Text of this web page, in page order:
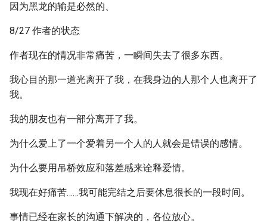
因为黑龙的输是必然的、
8/27 作者的状态
作者现在的情况非常痛苦，一瞬间失去了很多东西。
我心目的那一道光离开了我，在我身边的人那个人也离开了
我。
我的朋友也有一部分离开了我。
为什么爱上了一个爱着另一个人的人就会是错误的感情。
为什么要用吊桥效应和落差感来诠释爱情。
我现在好痛苦……我可能完结之后要休息很长的一段时间。
事情已经在家长的沟通下解决的，各位放心。